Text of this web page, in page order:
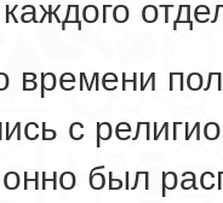
времени
с
был